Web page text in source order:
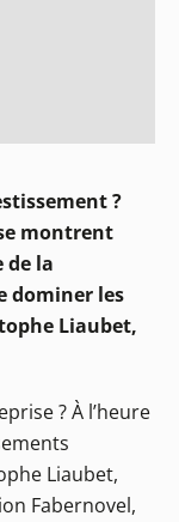
?
montrent
de la
dominer les
Liaubet,
? À l’heure
Liaubet,
Fabernovel,